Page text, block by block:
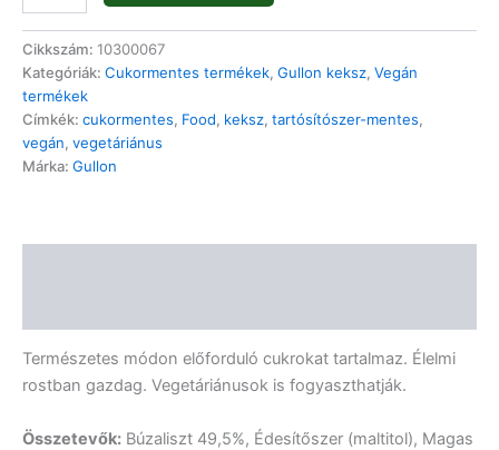
Cikkszám: 10300067
Kategóriák: Cukormentes termékek, Gullon keksz, Vegán
termékek
Címkék: cukormentes, Food, keksz, tartósítószer-mentes,
vegán, vegetáriánus
Márka: Gullon
Természetes módon előforduló cukrokat tartalmaz. Élelmi
rostban gazdag. Vegetáriánusok is fogyaszthatják.
Összetevők: Búzaliszt 49,5%, Édesítőszer (maltitol), Magas